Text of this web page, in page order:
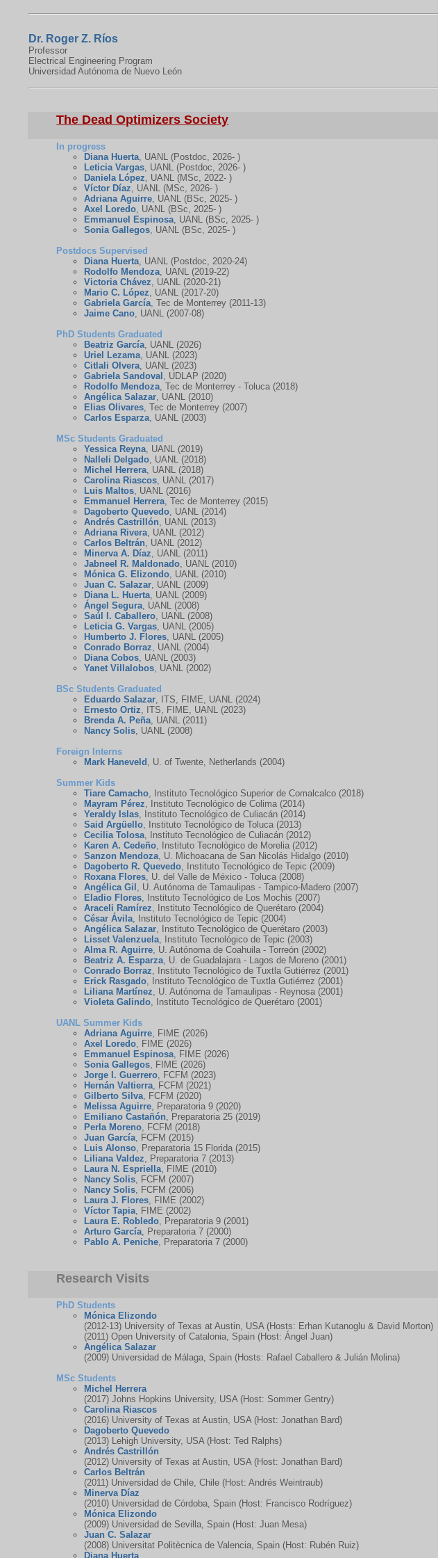
Dr. Roger Z. Ríos
Professor
Electrical Engineering Program
Universidad Autónoma de Nuevo León
The Dead Optimizers Society
In progress
Diana Huerta, UANL (Postdoc, 2026- )
Leticia Vargas, UANL (Postdoc, 2026- )
Daniela López, UANL (MSc, 2022- )
Víctor Díaz, UANL (MSc, 2026- )
Adriana Aguirre, UANL (BSc, 2025- )
Axel Loredo, UANL (BSc, 2025- )
Emmanuel Espinosa, UANL (BSc, 2025- )
Sonia Gallegos, UANL (BSc, 2025- )
Postdocs Supervised
Diana Huerta, UANL (Postdoc, 2020-24)
Rodolfo Mendoza, UANL (2019-22)
Victoria Chávez, UANL (2020-21)
Mario C. López, UANL (2017-20)
Gabriela García, Tec de Monterrey (2011-13)
Jaime Cano, UANL (2007-08)
PhD Students Graduated
Beatriz García, UANL (2026)
Uriel Lezama, UANL (2023)
Citlali Olvera, UANL (2023)
Gabriela Sandoval , UDLAP (2020)
Rodolfo Mendoza, Tec de Monterrey - Toluca (2018)
Angélica Salazar, UANL (2010)
Elias Olivares, Tec de Monterrey (2007)
Carlos Esparza, UANL (2003)
MSc Students Graduated
Yessica Reyna, UANL (2019)
Nalleli Delgado, UANL (2018)
Michel Herrera, UANL (2018)
Carolina Riascos, UANL (2017)
Luis Maltos, UANL (2016)
Emmanuel Herrera, Tec de Monterrey (2015)
Dagoberto Quevedo, UANL (2014)
Andrés Castrillón, UANL (2013)
Adriana Rivera, UANL (2012)
Carlos Beltrán, UANL (2012)
Minerva A. Díaz, UANL (2011)
Jabneel R. Maldonado, UANL (2010)
Mónica G. Elizondo, UANL (2010)
Juan C. Salazar, UANL (2009)
Diana L. Huerta, UANL (2009)
Ángel Segura, UANL (2008)
Saúl I. Caballero, UANL (2008)
Leticia G. Vargas, UANL (2005)
Humberto J. Flores, UANL (2005)
Conrado Borraz, UANL (2004)
Diana Cobos, UANL (2003)
Yanet Villalobos, UANL (2002)
BSc Students Graduated
Eduardo Salazar, ITS, FIME, UANL (2024)
Ernesto Ortiz, ITS, FIME, UANL (2023)
Brenda A. Peña, UANL (2011)
Nancy Solis, UANL (2008)
Foreign Interns
Mark Haneveld , U. of Twente, Netherlands (2004)
Summer Kids
Tiare Camacho, Instituto Tecnológico Superior de Comalcalco (2018)
Mayram Pérez, Instituto Tecnológico de Colima (2014)
Yeraldy Islas, Instituto Tecnológico de Culiacán (2014)
Said Argüello, Instituto Tecnológico de Toluca (2013)
Cecilia Tolosa, Instituto Tecnológico de Culiacán (2012)
Karen A. Cedeño, Instituto Tecnológico de Morelia (2012)
Sanzon Mendoza, U. Michoacana de San Nicolás Hidalgo (2010)
Dagoberto R. Quevedo, Instituto Tecnológico de Tepic (2009)
Roxana Flores, U. del Valle de México - Toluca (2008)
Angélica Gil , U. Autónoma de Tamaulipas - Tampico-Madero (2007)
Eladio Flores, Instituto Tecnológico de Los Mochis (2007)
Araceli Ramírez, Instituto Tecnológico de Querétaro (2004)
César Ávila, Instituto Tecnológico de Tepic (2004)
Angélica Salazar, Instituto Tecnológico de Querétaro (2003)
Lisset Valenzuela, Instituto Tecnológico de Tepic (2003)
Alma R. Aguirre, U. Autónoma de Coahuila - Torreón (2002)
Beatriz A. Esparza, U. de Guadalajara - Lagos de Moreno (2001)
Conrado Borraz, Instituto Tecnológico de Tuxtla Gutiérrez (2001)
Erick Rasgado, Instituto Tecnológico de Tuxtla Gutiérrez (2001)
Liliana Martínez, U. Autónoma de Tamaulipas - Reynosa (2001)
Violeta Galindo, Instituto Tecnológico de Querétaro (2001)
UANL Summer Kids
Adriana Aguirre, FIME (2026)
Axel Loredo, FIME (2026)
Emmanuel Espinosa, FIME (2026)
Sonia Gallegos, FIME (2026)
Jorge I. Guerrero, FCFM (2023)
Hernán Valtierra, FCFM (2021)
Gilberto Silva, FCFM (2020)
Melissa Aguirre, Preparatoria 9 (2020)
Emiliano Castañón, Preparatoria 25 (2019)
Perla Moreno, FCFM (2018)
Juan García, FCFM (2015)
Luis Alonso, Preparatoria 15 Florida (2015)
Liliana Valdez, Preparatoria 7 (2013)
Laura N. Espriella, FIME (2010)
Nancy Solis, FCFM (2007)
Nancy Solis, FCFM (2006)
Laura J. Flores, FIME (2002)
Víctor Tapia, FIME (2002)
Laura E. Robledo, Preparatoria 9 (2001)
Arturo García, Preparatoria 7 (2000)
Pablo A. Peniche, Preparatoria 7 (2000)
Research Visits
PhD Students
Mónica Elizondo
(2012-13) University of Texas at Austin, USA (Hosts: Erhan Kutanoglu & David Morton)
(2011) Open University of Catalonia, Spain (Host: Ángel Juan)
Angélica Salazar
(2009) Universidad de Málaga, Spain (Hosts: Rafael Caballero & Julián Molina)
MSc Students
Michel Herrera
(2017) Johns Hopkins University, USA (Host: Sommer Gentry)
Carolina Riascos
(2016) University of Texas at Austin, USA (Host: Jonathan Bard)
Dagoberto Quevedo
(2013) Lehigh University, USA (Host: Ted Ralphs)
Andrés Castrillón
(2012) University of Texas at Austin, USA (Host: Jonathan Bard)
Carlos Beltrán
(2011) Universidad de Chile, Chile (Host: Andrés Weintraub)
Minerva Díaz
(2010) Universidad de Córdoba, Spain (Host: Francisco Rodríguez)
Mónica Elizondo
(2009) Universidad de Sevilla, Spain (Host: Juan Mesa)
Juan C. Salazar
(2008) Universitat Politècnica de Valencia, Spain (Host: Rubén Ruiz)
Diana Huerta